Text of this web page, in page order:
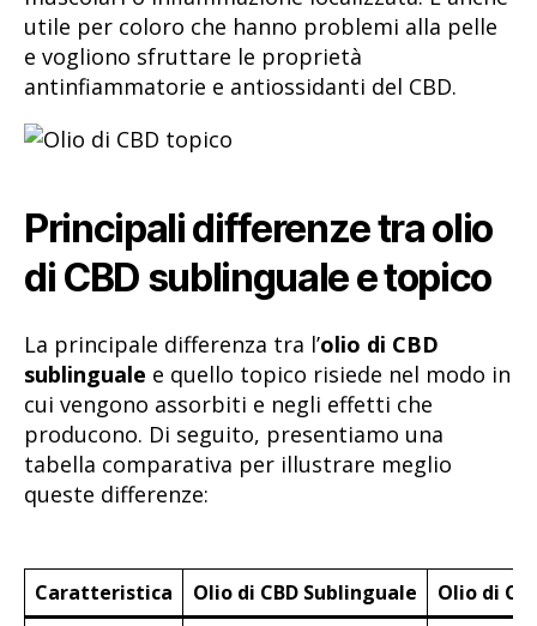
utile per coloro che hanno problemi alla pelle
e vogliono sfruttare le proprietà
antinfiammatorie e antiossidanti del CBD.
Principali differenze tra olio
di CBD sublinguale e topico
La principale differenza tra l’olio di CBD
sublinguale e quello topico risiede nel modo in
cui vengono assorbiti e negli effetti che
producono. Di seguito, presentiamo una
tabella comparativa per illustrare meglio
queste differenze:
Caratteristica Olio di CBD Sublinguale
Olio di